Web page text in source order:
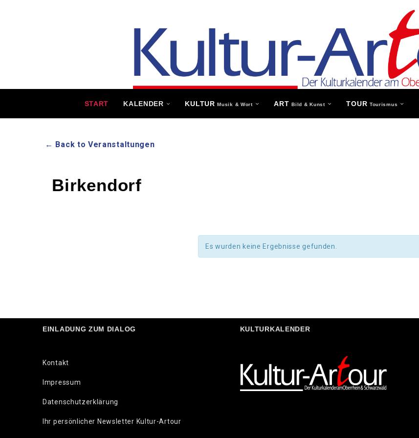
START KALENDER KULTURMusik & Wort ARTBild & Kunst TOUR Tourismus
← Back to Veranstaltungen
Birkendorf
Es wurden keine Ergebnisse gefunden.
EINLADUNG ZUM DIALOG
Kontakt
Impressum
Datenschutzerklärung
Ihr persönlicher Newsletter Kultur-Artour
KULTURKALENDER